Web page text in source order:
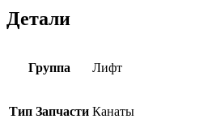
Детали
Группа Лифт
Тип Запчасти Канаты